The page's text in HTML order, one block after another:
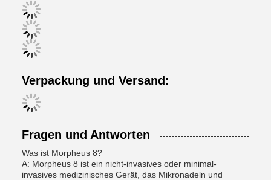
Verpackung und Versand:
Fragen und Antworten
Was ist Morpheus 8?
A: Morpheus 8 ist ein nicht-invasives oder minimal-
invasives medizinisches Gerät, das Mikronadeln und